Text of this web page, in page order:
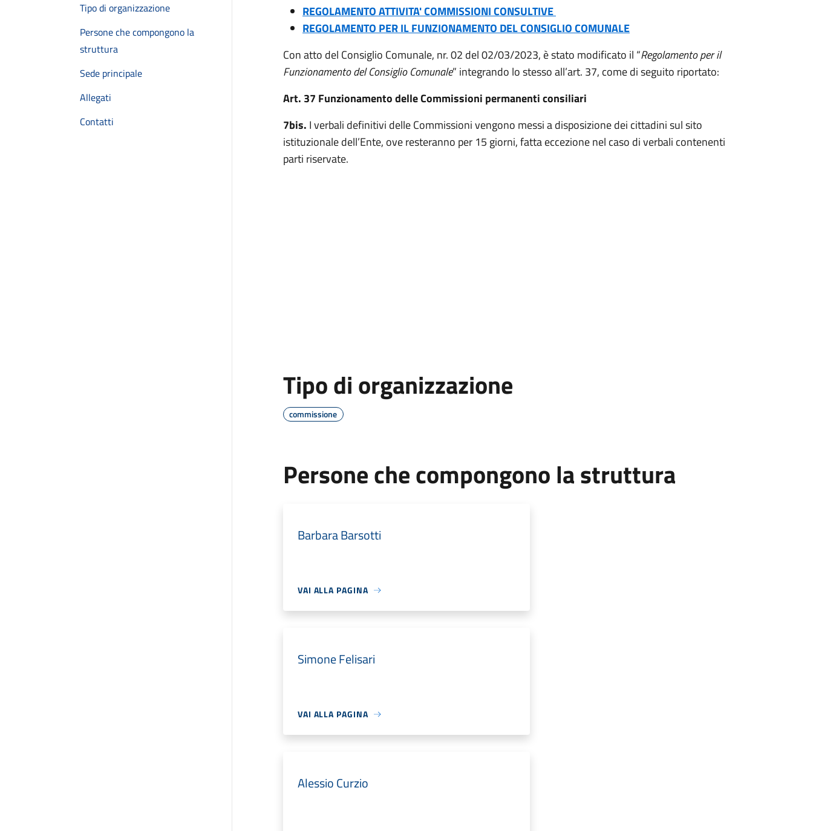
Tipo di organizzazione
Persone che compongono la
struttura
Sede principale
Allegati
Contatti
REGOLAMENTO ATTIVITA' COMMISSIONI CONSULTIVE
REGOLAMENTO PER IL FUNZIONAMENTO DEL CONSIGLIO COMUNALE
Con atto del Consiglio Comunale, nr. 02 del 02/03/2023, è stato modificato il “Regolamento per il
Funzionamento del Consiglio Comunale” integrando lo stesso all’art. 37, come di seguito riportato:
Art. 37 Funzionamento delle Commissioni permanenti consiliari
7bis. I verbali definitivi delle Commissioni vengono messi a disposizione dei cittadini sul sito
istituzionale dell’Ente, ove resteranno per 15 giorni, fatta eccezione nel caso di verbali contenenti
parti riservate.
Tipo di organizzazione
commissione
Persone che compongono la struttura
Barbara Barsotti
VAI ALLA PAGINA
Simone Felisari
VAI ALLA PAGINA
Alessio Curzio